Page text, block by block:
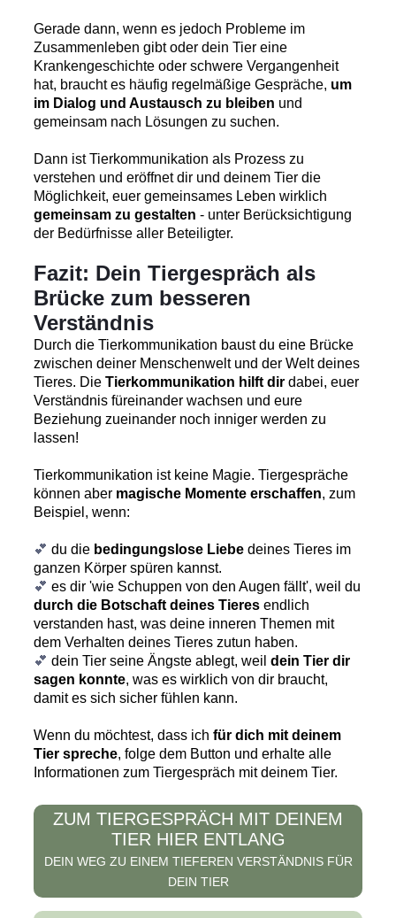
Gerade dann, wenn es jedoch Probleme im
Zusammenleben gibt oder dein Tier eine
Krankengeschichte oder schwere Vergangenheit
hat, braucht es häufig regelmäßige Gespräche, um
im Dialog und Austausch zu bleiben und
gemeinsam nach Lösungen zu suchen.
Dann ist Tierkommunikation als Prozess zu
verstehen und eröffnet dir und deinem Tier die
Möglichkeit, euer gemeinsames Leben wirklich
gemeinsam zu gestalten - unter Berücksichtigung
der Bedürfnisse aller Beteiligter.
Fazit: Dein Tiergespräch als
Brücke zum besseren
Verständnis
Durch die Tierkommunikation baust du eine Brücke
zwischen deiner Menschenwelt und der Welt deines
Tieres. Die Tierkommunikation hilft dir dabei, euer
Verständnis füreinander wachsen und eure
Beziehung zueinander noch inniger werden zu
lassen!
Tierkommunikation ist keine Magie. Tiergespräche
können aber magische Momente erschaffen, zum
Beispiel, wenn:
💕 du die bedingungslose Liebe deines Tieres im
ganzen Körper spüren kannst.
💕 es dir 'wie Schuppen von den Augen fällt', weil du
durch die Botschaft deines Tieres endlich
verstanden hast, was deine inneren Themen mit
dem Verhalten deines Tieres zutun haben.
💕 dein Tier seine Ängste ablegt, weil dein Tier dir
sagen konnte, was es wirklich von dir braucht,
damit es sich sicher fühlen kann.
Wenn du möchtest, dass ich für dich mit deinem
Tier spreche, folge dem Button und erhalte alle
Informationen zum Tiergespräch mit deinem Tier.
ZUM TIERGESPRÄCH MIT DEINEM
TIER HIER ENTLANG
DEIN WEG ZU EINEM TIEFEREN VERSTÄNDNIS FÜR
DEIN TIER